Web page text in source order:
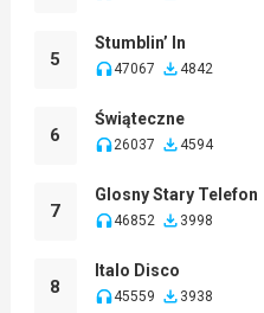
5
Stumblin’ In
47067 4842
6
Świąteczne
26037 4594
7
Glosny Stary Telefon
46852 3998
8
Italo Disco
45559 3938